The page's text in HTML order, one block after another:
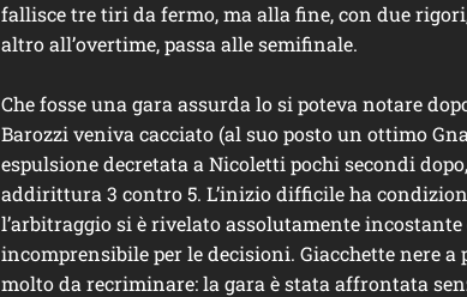
fallisce tre tiri da fermo, ma alla fine, con due
altro all’overtime, passa alle semifinale.
Che fosse una gara assurda lo si poteva notare
Barozzi veniva cacciato (al suo posto un ottimo
espulsione decretata a Nicoletti pochi secondi
addirittura 3 contro 5. L’inizio difficile ha
l’arbitraggio si è rivelato assolutamente
incomprensibile per le decisioni. Giacchette nere a
molto da recriminare: la gara è stata affrontata